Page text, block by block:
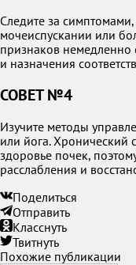
Следите за
мочеиспускании или
признаков немедленно
и назначения
СОВЕТ №4
Изучите методы
или йога. Хронический
здоровье почек,
расслабления и
Поделиться
Отправить
Класснуть
Твитнуть
Похожие публикации